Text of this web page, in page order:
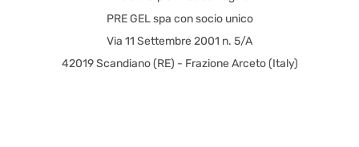
PRE GEL spa con socio unico
Via 11 Settembre 2001 n. 5/A
42019 Scandiano (RE) - Frazione Arceto (Italy)